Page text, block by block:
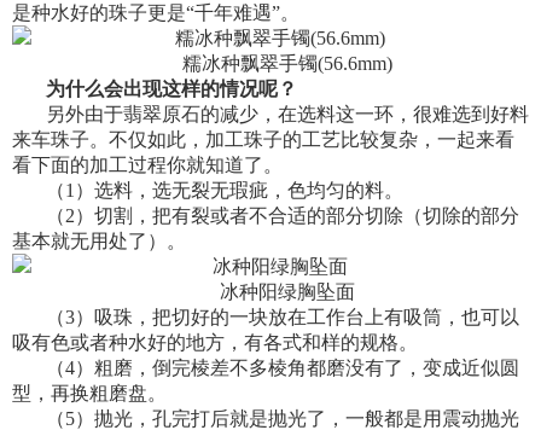
是种水好的珠子更是“千年难遇”。
糯冰种飘翠手镯(56.6mm)
为什么会出现这样的情况呢？
另外由于翡翠原石的减少，在选料这一环，很难选到好料
来车珠子。不仅如此，加工珠子的工艺比较复杂，一起来看
看下面的加工过程你就知道了。
（1 ） 选料，选无裂无瑕疵，色均匀的料。
（2） 切割，把有裂或者不合适的部分切除（切除的部分
基本就无用处了）。
冰种阳绿胸坠面
（3）
吸珠，把切好的一块放在工作台上有吸筒，也可以
吸有色或者种水好的地方，有各式和样的规格。
（4） 粗磨，倒完棱差不多棱角都磨没有了，变成近似圆
型，再换粗磨盘。
（5） 抛光，孔完打后就是抛光了，一般都是用震动抛光